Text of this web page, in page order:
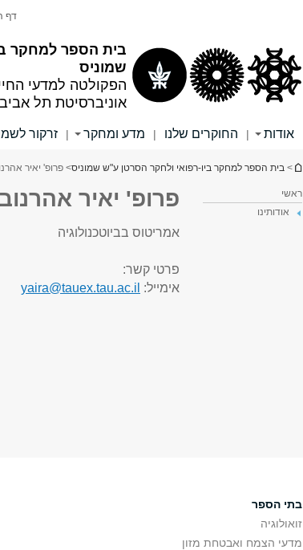
בית הספר למחקר
שמוניס
הפקולטה למדעי
אוניברסיטת תל אביב
דף
אודות | החוקרים שלנו | מדע ומחקר | זרקור
הינך נמצא כאן
> בית הספר למחקר ביו-רפואי ולחקר הסרטן ע"ש שמוניס> פרופ' יאיר
ראשי
אודותינו
פרופ' יאיר
אמריטוס בביוטכנולוגיה
פרטי קשר:
אימייל: yaira@tauex.tau.ac.il
בתי הספר
זואולוגיה
מדעי הצמח ואבטחת מזון